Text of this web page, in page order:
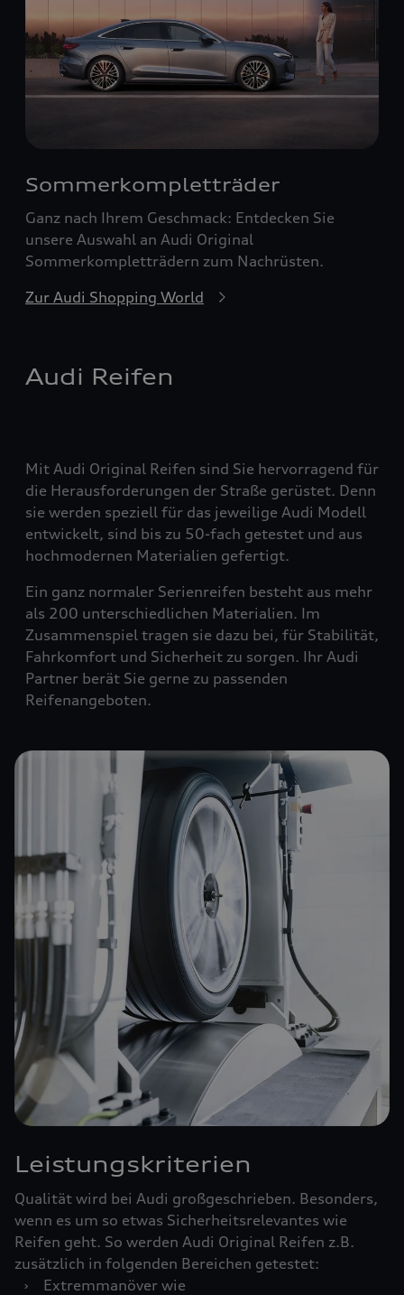
Sommerkompletträder
Ganz nach Ihrem Geschmack: Entdecken Sie
unsere Auswahl an Audi Original
Sommerkompletträdern zum Nachrüsten.
Zur Audi Shopping World
Audi Reifen
Mit Audi Original Reifen sind Sie hervorragend für
die Herausforderungen der Straße gerüstet. Denn
sie werden speziell für das jeweilige Audi Modell
entwickelt, sind bis zu 50-fach getestet und aus
hochmodernen Materialien gefertigt.
Ein ganz normaler Serienreifen besteht aus mehr
als 200 unterschiedlichen Materialien. Im
Zusammenspiel tragen sie dazu bei, für Stabilität,
Fahrkomfort und Sicherheit zu sorgen. Ihr Audi
Partner berät Sie gerne zu passenden
Reifenangeboten.
Leistungskriterien
Qualität wird bei Audi großgeschrieben. Besonders,
wenn es um so etwas Sicherheitsrelevantes wie
Reifen geht. So werden Audi Original Reifen z.B.
zusätzlich in folgenden Bereichen getestet:
›
Extremmanöver wie